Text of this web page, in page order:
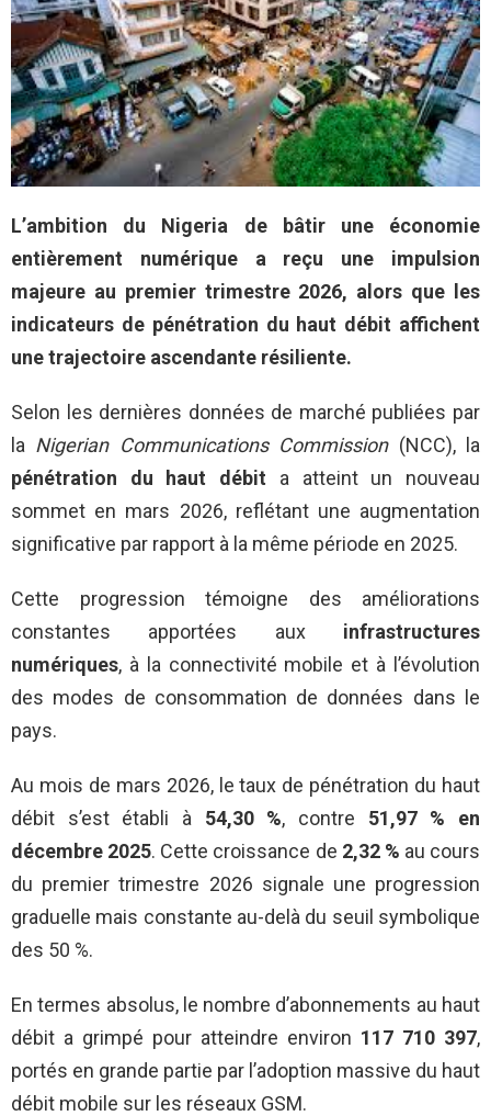
L’ambition du Nigeria de bâtir une économie
entièrement numérique a reçu une impulsion
majeure au premier trimestre 2026, alors que les
indicateurs de pénétration du haut débit affichent
une trajectoire ascendante résiliente.
Selon les dernières données de marché publiées par
la Nigerian Communications Commission(NCC), la
pénétration du haut débit a atteint un nouveau
sommet en mars 2026, reflétant une augmentation
significative par rapport à la même période en 2025.
Cette progression témoigne des améliorations
constantes apportées aux infrastructures
numériques, à la connectivité mobile et à l’évolution
des modes de consommation de données dans le
pays.
Au mois de mars 2026, le taux de pénétration du haut
débit s’est établi à 54,30 %, contre 51,97 % en
décembre 2025. Cette croissance de 2,32 % au cours
du premier trimestre 2026 signale une progression
graduelle mais constante au-delà du seuil symbolique
des 50 %.
En termes absolus, le nombre d’abonnements au haut
débit a grimpé pour atteindre environ 117 710 397,
portés en grande partie par l’adoption massive du haut
débit mobile sur les réseaux GSM.